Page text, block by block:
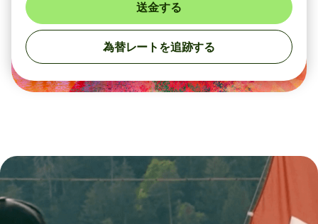
送金する
為替レートを追跡する